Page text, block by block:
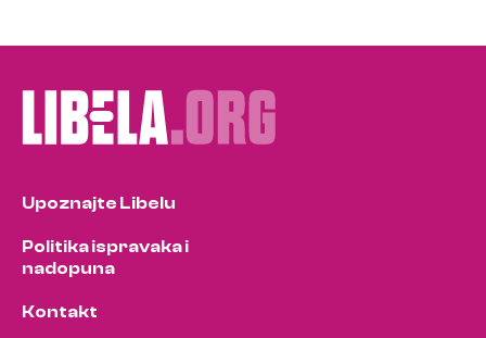
Upoznajte Libelu
Politika ispravaka i
nadopuna
Kontakt